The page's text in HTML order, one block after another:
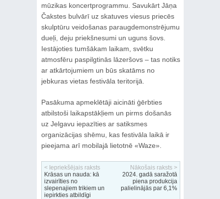
mūzikas koncertprogrammu. Savukārt Jāņa
Čakstes bulvārī uz skatuves viesus priecēs
skulptūru veidošanas paraugdemonstrējumu
dueļi, deju priekšnesumi un uguns šovs.
Iestājoties tumšākam laikam, svētku
atmosfēru paspilgtinās lāzeršovs – tas notiks
ar atkārtojumiem un būs skatāms no
jebkuras vietas festivāla teritorijā.
Pasākuma apmeklētāji aicināti ģērbties
atbilstoši laikapstākļiem un pirms došanās
uz Jelgavu iepazīties ar satiksmes
organizācijas shēmu, kas festivāla laikā ir
pieejama arī mobilajā lietotnē «Waze».
< Iepriekšējais raksts
Krāsas un nauda: kā
izvairīties no
slepenajiem trikiem un
iepirkties atbildīgi
Nākošais raksts >
2024. gadā saražotā
piena produkcija
palielinājās par 6,1%